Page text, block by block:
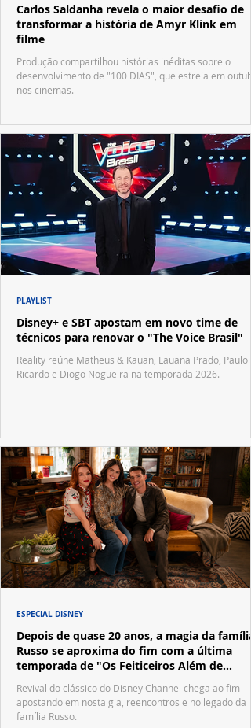
Carlos Saldanha revela o maior desafio de
transformar a história de Amyr Klink em
filme
Produção compartilhou histórias inéditas sobre o
desenvolvimento de "100 DIAS", que estreia em
nos cinemas.
Disney+ e SBT apostam em novo time de
técnicos para renovar o "The Voice Brasil"
Reality reúne Matheus & Kauan, Lauana Prado, Paulo
Ricardo e Diogo Nogueira na temporada 2026.
PLAYLIST
Depois de quase 20 anos, a magia da família
Russo se aproxima do fim com a última
temporada de "Os Feiticeiros Além de
Waverly Place"
Revival do clássico do Disney Channel chega ao fim
apostando em nostalgia, reencontros e no legado da
família Russo.
ESPECIAL DISNEY